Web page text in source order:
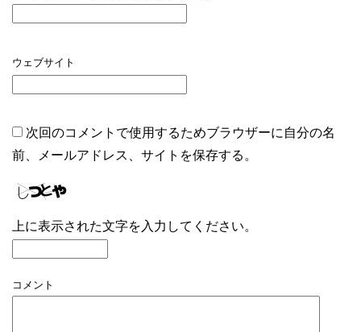
ウェブサイト
次回のコメントで使用するためブラウザーに自分の名
前、メールアドレス、サイトを保存する。
上に表示された文字を入力してください。
コメント